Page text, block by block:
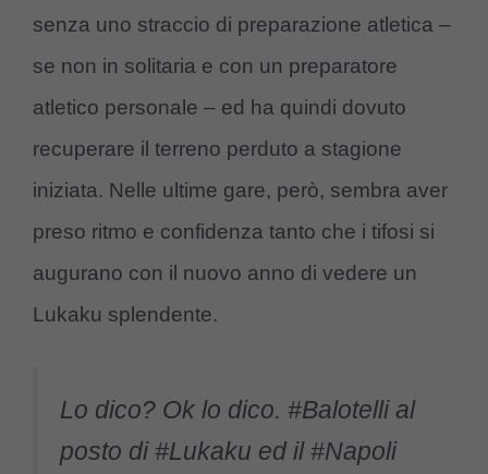
senza uno straccio di preparazione atletica –
se non in solitaria e con un preparatore
atletico personale – ed ha quindi dovuto
recuperare il terreno perduto a stagione
iniziata. Nelle ultime gare, però, sembra aver
preso ritmo e confidenza tanto che i tifosi si
augurano con il nuovo anno di vedere un
Lukaku splendente.
Lo dico? Ok lo dico. #Balotellial
posto di#Lukaku ed il#Napoli